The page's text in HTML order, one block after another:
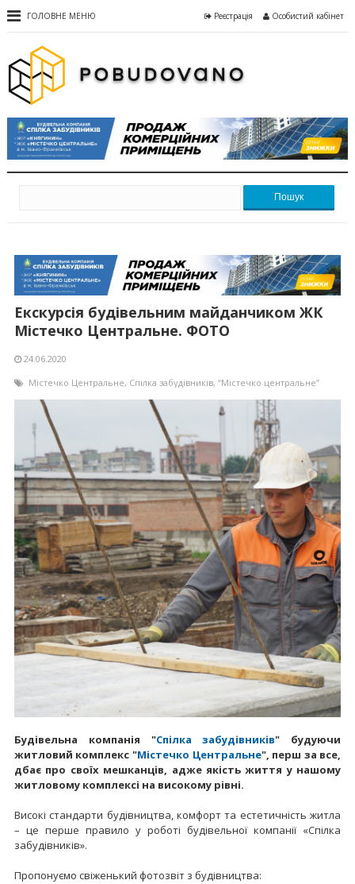
ГОЛОВНЕ МЕНЮ Реєстрація Особистий кабінет
Пошук
Екскурсія будівельним майданчиком ЖК
Містечко Центральне. ФОТО
24.06.2020
Містечко Центральне, Спілка забудівників, “Містечко центральне”
Будівельна компанія "Спілка забудівників" будуючи
житловий комплекс "Містечко Центральне", перш за все,
дбає про своїх мешканців, адже якість життя у нашому
житловому комплексі на високому рівні.
Високі стандарти будівництва, комфорт та естетичність житла
– це перше правило у роботі будівельної компанії «Спілка
забудівників».
Пропонуємо свіженький фотозвіт з будівництва: